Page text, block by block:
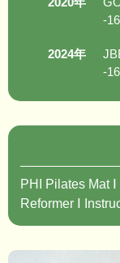
-
2024年
-
PHI Pilates Mat Ⅰ Ⅱ
Reformer Ⅰ